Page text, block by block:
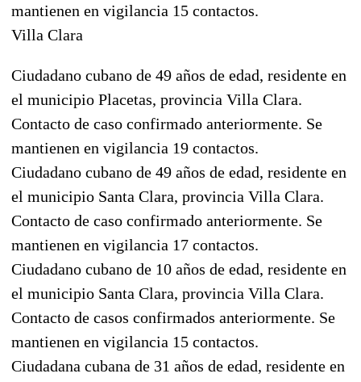
mantienen en vigilancia 15 contactos.
Villa Clara
Ciudadano cubano de 49 años de edad, residente en
el municipio Placetas, provincia Villa Clara.
Contacto de caso confirmado anteriormente. Se
mantienen en vigilancia 19 contactos.
Ciudadano cubano de 49 años de edad, residente en
el municipio Santa Clara, provincia Villa Clara.
Contacto de caso confirmado anteriormente. Se
mantienen en vigilancia 17 contactos.
Ciudadano cubano de 10 años de edad, residente en
el municipio Santa Clara, provincia Villa Clara.
Contacto de casos confirmados anteriormente. Se
mantienen en vigilancia 15 contactos.
Ciudadana cubana de 31 años de edad, residente en